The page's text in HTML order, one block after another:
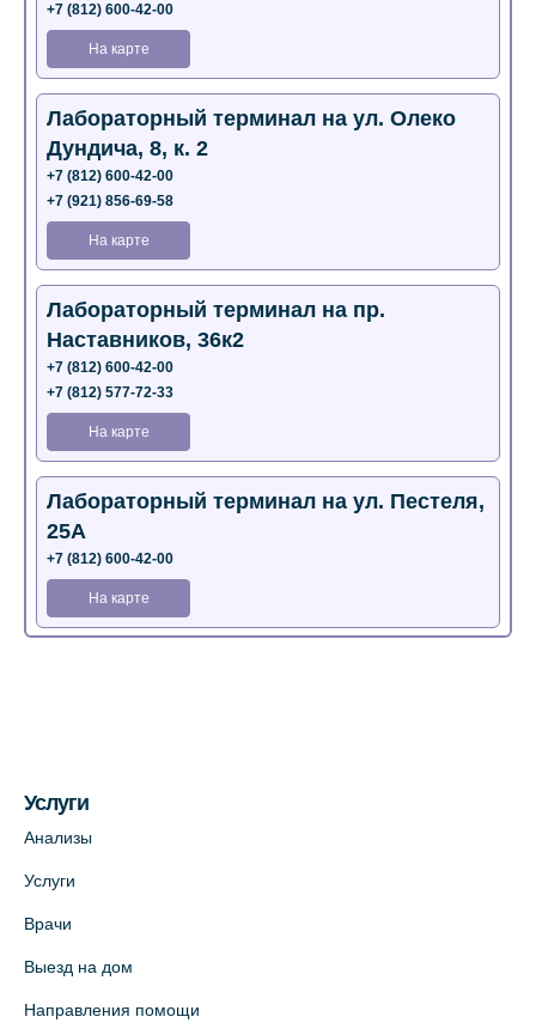
+7 (812) 600-42-00
На карте
Лабораторный терминал на ул. Олеко
Дундича, 8, к. 2
+7 (812) 600-42-00
+7 (921) 856-69-58
На карте
Лабораторный терминал на пр.
Наставников, 36к2
+7 (812) 600-42-00
+7 (812) 577-72-33
На карте
Лабораторный терминал на ул. Пестеля,
25А
+7 (812) 600-42-00
На карте
Медицинский центр на ул. Моисеенко, 5
+7 (812) 660-73-69
Услуги
Анализы
Услуги
Врачи
Выезд на дом
Направления помощи